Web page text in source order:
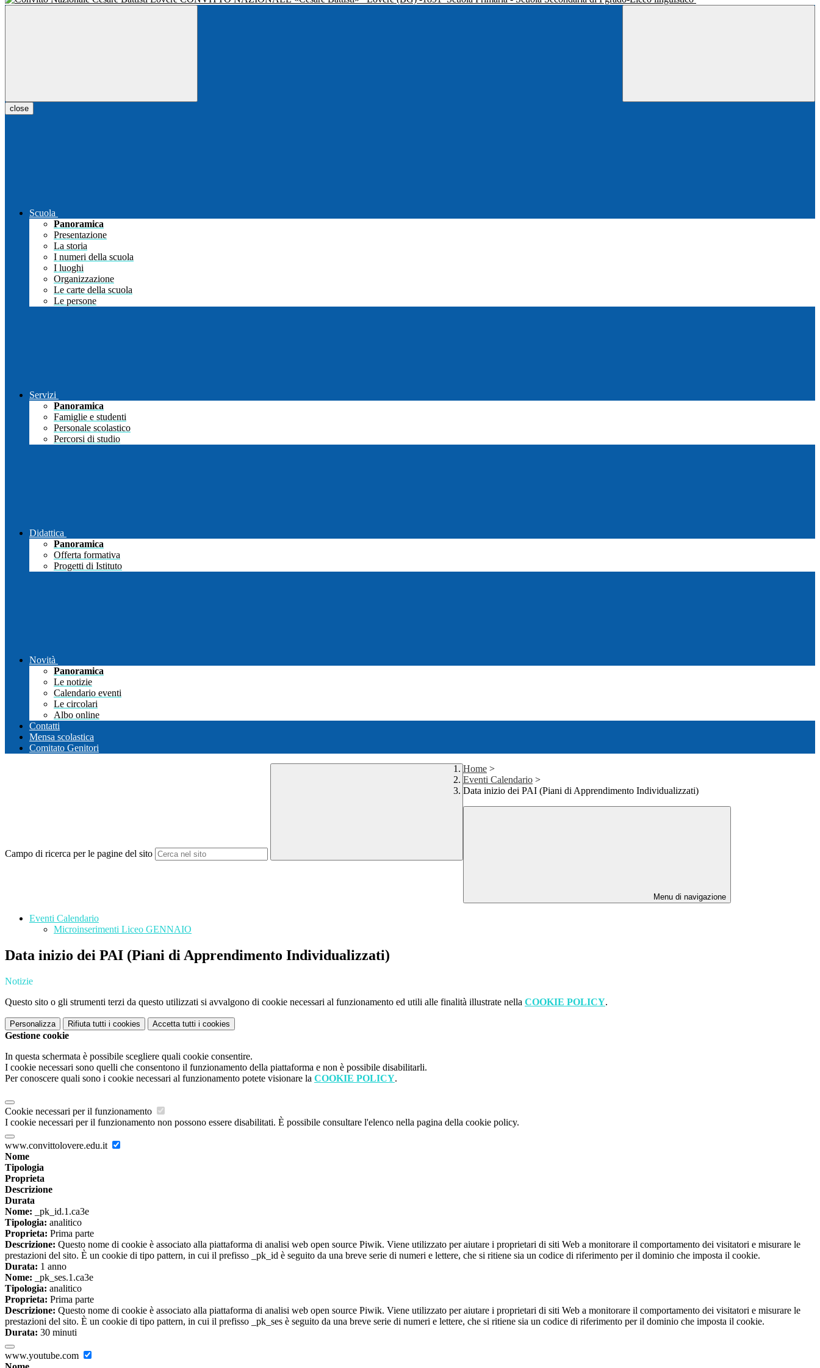
close
Scuola
Panoramica
Presentazione
La storia
I numeri della scuola
I luoghi
Organizzazione
Le carte della scuola
Le persone
Servizi
Panoramica
Famiglie e studenti
Personale scolastico
Percorsi di studio
Didattica
Panoramica
Offerta formativa
Progetti di Istituto
Novità
Panoramica
Le notizie
Calendario eventi
Le circolari
Albo online
Contatti
Mensa scolastica
Comitato Genitori
Campo di ricerca per le pagine del sito
Home >
Eventi Calendario >
Data inizio dei PAI (Piani di Apprendimento Individualizzati)
Menu di navigazione
Eventi Calendario
Microinserimenti Liceo GENNAIO
Data inizio dei PAI (Piani di Apprendimento Individualizzati)
Notizie
Questo sito o gli strumenti terzi da questo utilizzati si avvalgono di cookie necessari al funzionamento ed utili alle finalità illustrate nella COOKIE POLICY.
Personalizza Rifiuta tutti i cookies Accetta tutti i cookies
Gestione cookie
In questa schermata è possibile scegliere quali cookie consentire.
I cookie necessari sono quelli che consentono il funzionamento della piattaforma e non è possibile disabilitarli.
Per conoscere quali sono i cookie necessari al funzionamento potete visionare la COOKIE POLICY.
Cookie necessari per il funzionamento
I cookie necessari per il funzionamento non possono essere disabilitati. È possibile consultare l'elenco nella pagina della cookie policy.
www.convittolovere.edu.it
Nome
Tipologia
Proprieta
Descrizione
Durata
Nome: _pk_id.1.ca3e
Tipologia: analitico
Proprieta: Prima parte
Descrizione: Questo nome di cookie è associato alla piattaforma di analisi web open source Piwik. Viene utilizzato per aiutare i proprietari di siti Web a monitorare il comportamento dei visitatori e misurare le
prestazioni del sito. È un cookie di tipo pattern, in cui il prefisso _pk_id è seguito da una breve serie di numeri e lettere, che si ritiene sia un codice di riferimento per il dominio che imposta il cookie.
Durata: 1 anno
Nome: _pk_ses.1.ca3e
Tipologia: analitico
Proprieta: Prima parte
Descrizione: Questo nome di cookie è associato alla piattaforma di analisi web open source Piwik. Viene utilizzato per aiutare i proprietari di siti Web a monitorare il comportamento dei visitatori e misurare le
prestazioni del sito. È un cookie di tipo pattern, in cui il prefisso _pk_ses è seguito da una breve serie di numeri e lettere, che si ritiene sia un codice di riferimento per il dominio che imposta il cookie.
Durata: 30 minuti
www.youtube.com